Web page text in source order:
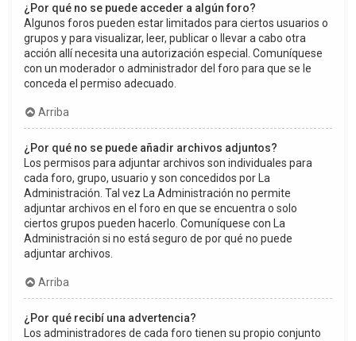
¿Por qué no se puede acceder a algún foro?
Algunos foros pueden estar limitados para ciertos usuarios o
grupos y para visualizar, leer, publicar o llevar a cabo otra
acción allí necesita una autorización especial. Comuníquese
con un moderador o administrador del foro para que se le
conceda el permiso adecuado.
Arriba
¿Por qué no se puede añadir archivos adjuntos?
Los permisos para adjuntar archivos son individuales para
cada foro, grupo, usuario y son concedidos por La
Administración. Tal vez La Administración no permite
adjuntar archivos en el foro en que se encuentra o solo
ciertos grupos pueden hacerlo. Comuníquese con La
Administración si no está seguro de por qué no puede
adjuntar archivos.
Arriba
¿Por qué recibí una advertencia?
Los administradores de cada foro tienen su propio conjunto